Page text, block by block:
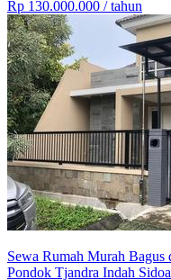
Rp 130.000.000 / tahun
Sewa Rumah Murah Bagus
Pondok Tjandra Indah